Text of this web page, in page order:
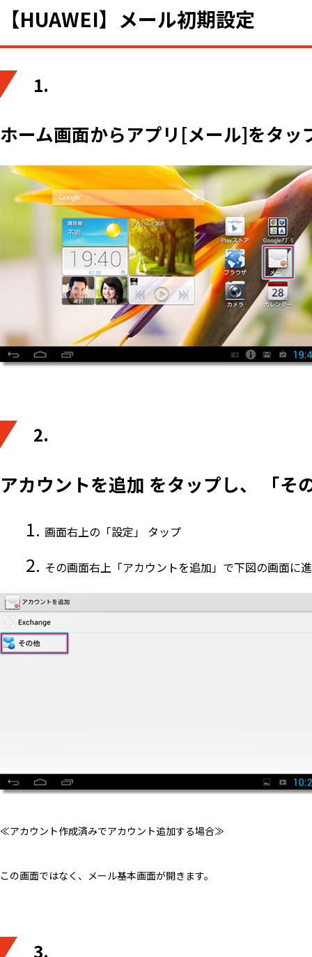
【HUAWEI】メール初期設定
1.
ホーム画面からアプリ[メール]をタッ
2.
アカウントを追加 をタップし、 「そ
画面右上の「設定」 タップ
その画面右上「アカウントを追加」で下図の画面に
≪アカウント作成済みでアカウント追加する場合≫
この画面ではなく、メール基本画面が開きます。
3.